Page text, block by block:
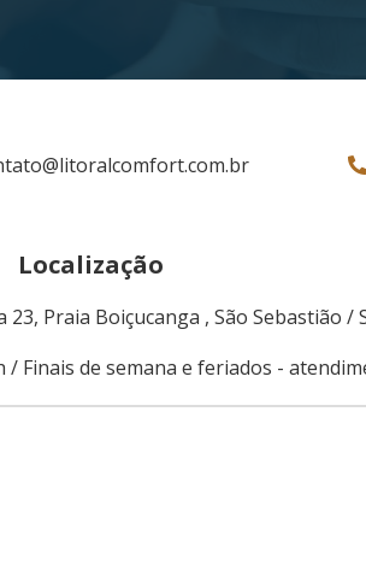
Localização
Praia Boiçucanga , São Sebastião /
/ Finais de semana e feriados -